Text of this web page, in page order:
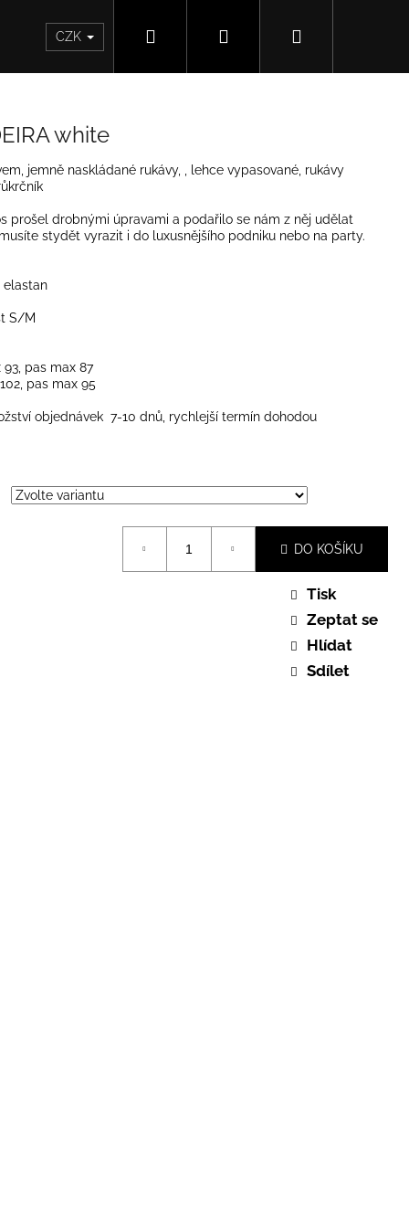
CZK Hledat Přihlášení
white
jemně naskládané rukávy, , lehce vypasované, rukávy
prošel drobnými úpravami a podařilo se nám z něj udělat
stydět vyrazit i do luxusnějšího podniku nebo na party.
elastan
S/M
pas max 87
pas max 95
objednávek 7-10 dnů, rychlejší termín dohodou
DO KOŠÍKU
Tisk
Zeptat se
Hlídat
Sdílet